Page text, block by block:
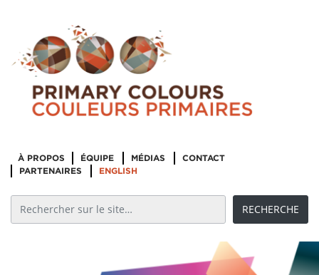
À PROPOS ÉQUIPE MÉDIAS
CONTACT
PARTENAIRES
ENGLISH